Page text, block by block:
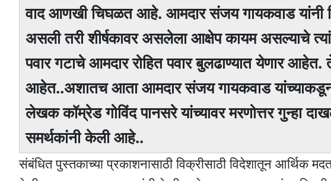
वाद आणखी चिघळत आहे. आमदार संजय गायकवाड यांनी
असली तरी शीर्षकावर असलेला आक्षेप कायम असल्याचे
पवार गटाचे आमदार रोहित पवार बुलढाण्यात येणार
आहेत..अशातच आता आमदार संजय गायकवाड
लेखक कॉम्रेड गोविंद पानसरे यांच्यावर मरणोत्तर गुन्हा
समर्थकांनी केली आहे..
संबंधित पुस्तकाच्या प्रकाशनासाठी विक्रीसाठी विदेशातून आर्थिक